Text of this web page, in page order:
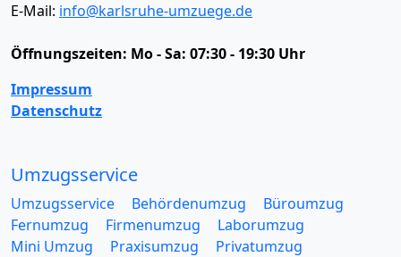
E-Mail: info@karlsruhe-umzuege.de
Öffnungszeiten: Mo - Sa: 07:30 - 19:30 Uhr
Impressum
Datenschutz
Umzugsservice
Umzugsservice Behördenumzug
Büroumzug
Fernumzug
Firmenumzug
Laborumzug
Mini Umzug
Praxisumzug
Privatumzug